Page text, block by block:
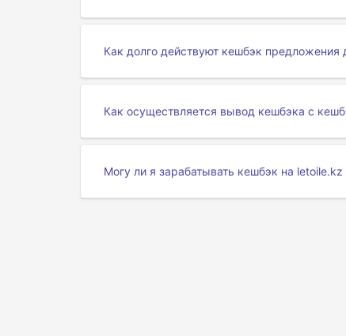
Как долго действуют кешбэк предложения
Как осуществляется вывод кешбэка с
Могу ли я зарабатывать кешбэк на